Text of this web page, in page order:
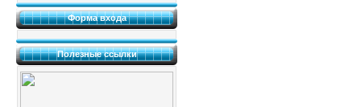
Форма входа
Полезные ссылки